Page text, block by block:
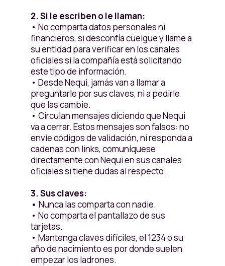
2. Si le escriben o le llaman:
• No comparta datos personales ni
financieros, si desconfía cuelgue y llame a
su entidad para verificar en los canales
oficiales si la compañía está solicitando
este tipo de información.
• Desde Nequi, jamás van a llamar a
preguntarle por sus claves, ni a pedirle
que las cambie.
• Circulan mensajes diciendo que Nequi
va a cerrar. Estos mensajes son falsos: no
envíe códigos de validación, ni responda a
cadenas con links, comuníquese
directamente con Nequi en sus canales
oficiales si tiene dudas al respecto.
3. Sus claves:
• Nunca las comparta con nadie.
• No comparta el pantallazo de sus
tarjetas.
• Mantenga claves difíciles, el 1234 o su
año de nacimiento es por donde suelen
empezar los ladrones.